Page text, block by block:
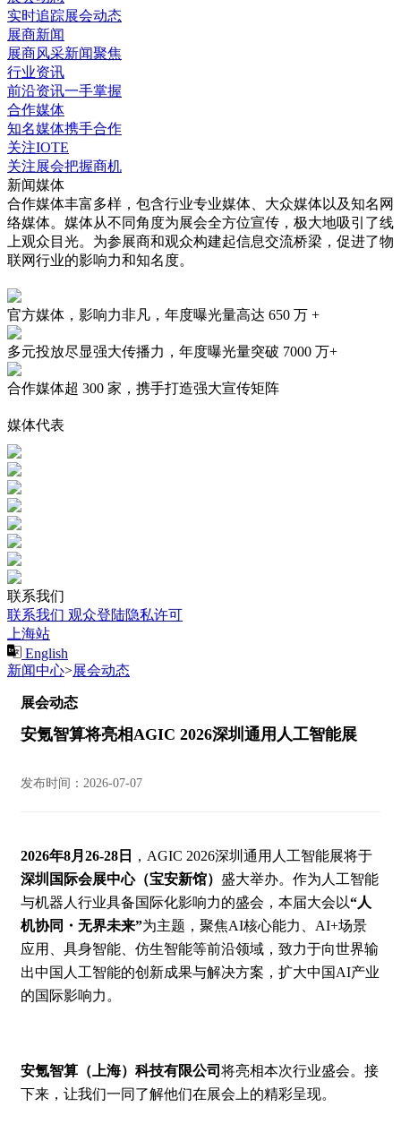
实时追踪展会动态
展商新闻
展商风采新闻聚焦
行业资讯
前沿资讯一手掌握
合作媒体
知名媒体携手合作
关注IOTE
关注展会把握商机
新闻媒体
合作媒体丰富多样，包含行业专业媒体、大众媒体以及知名网
络媒体。媒体从不同角度为展会全方位宣传，极大地吸引了线
上观众目光。为参展商和观众构建起信息交流桥梁，促进了物
联网行业的影响力和知名度。
官方媒体，影响力非凡，年度曝光量高达 650 万 +
多元投放尽显强大传播力，年度曝光量突破 7000 万+
合作媒体超 300 家 ，携手打造强大宣传矩阵
媒体代表
联系我们
联系我们 观众登陆隐私许可
上海站
English
新闻中心>展会动态
展会动态
安氪智算将亮相AGIC 2026深圳通用人工智能展
发布时间：2026-07-07
2026年8月26-28日
，AGIC 2026深圳通用人工智能展将于
深圳国际会展中心（宝安新馆） 盛大举办。作为人工智能
与机器人行业具备国际化影响力的盛会，本届大会以“人
机协同 ・无界未来”为主题，聚焦AI核心能力、AI+场景
应用、具身智能、仿生智能等前沿领域，致力于向世界输
出中国人工智能的创新成果与解决方案，扩大中国AI产业
的国际影响力。
安氪智算（上海）科技有限公司 将亮相本次行业盛会。接
下来，让我们一同了解他们在展会上的精彩呈现。